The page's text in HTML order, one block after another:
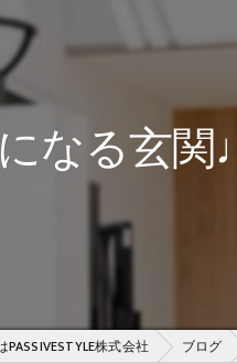
え方
断熱性
付けブラインド 標準仕様
世界基準の家へ
なる玄関♩
株式会社 ブログ